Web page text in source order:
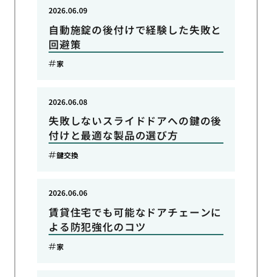
自動施錠の後付けで経験した失敗と
回避策
2026.06.09
家
失敗しないスライドドアへの鍵の後
付けと最適な製品の選び方
2026.06.08
鍵交換
賃貸住宅でも可能なドアチェーンに
よる防犯強化のコツ
2026.06.06
家